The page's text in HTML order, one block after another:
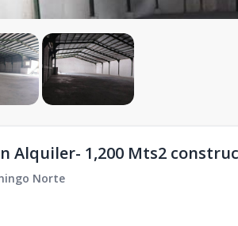
Alquiler- 1,200 Mts2
Norte